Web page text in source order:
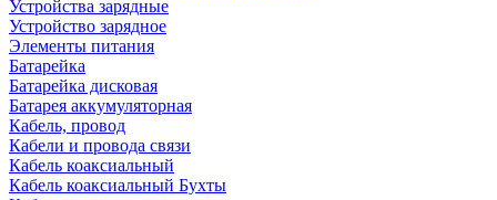
Устройства зарядные
Устройство зарядное
Элементы питания
Батарейка
Батарейка дисковая
Батарея аккумуляторная
Кабель, провод
Кабели и провода связи
Кабель коаксиальный
Кабель коаксиальный Бухты